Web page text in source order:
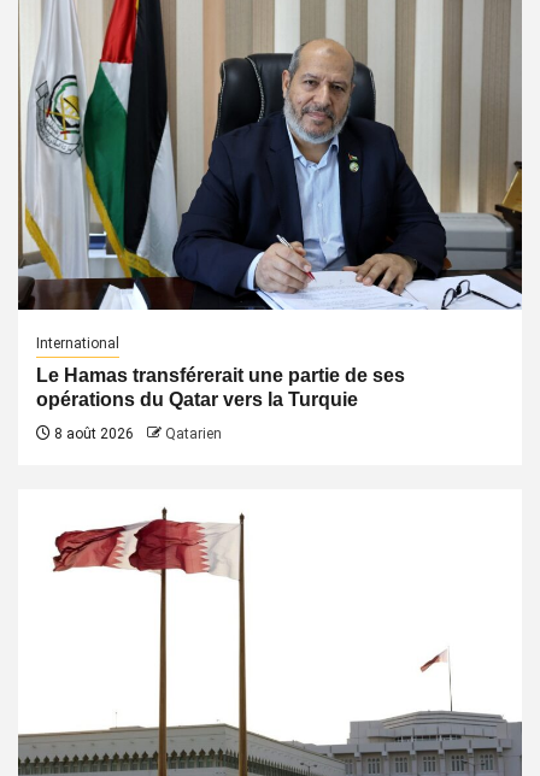
International
Le Hamas transférerait une partie de ses
opérations du Qatar vers la Turquie
8 août 2026 Qatarien